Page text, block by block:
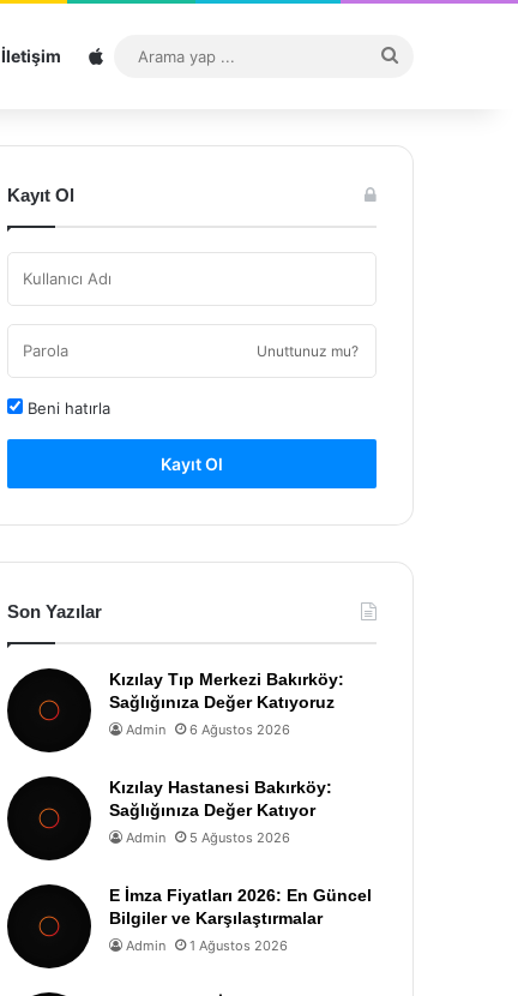
İletişim Sitemap
...
Kayıt Ol
Unuttunuz mu?
Beni hatırla
Kayıt Ol
Son Yazılar
Kızılay Tıp Merkezi Bakırköy:
Sağlığınıza Değer Katıyoruz
Admin 6 Ağustos 2026
Kızılay Hastanesi Bakırköy:
Sağlığınıza Değer Katıyor
Admin 5 Ağustos 2026
E İmza Fiyatları 2026: En Güncel
Bilgiler ve Karşılaştırmalar
Admin 1 Ağustos 2026